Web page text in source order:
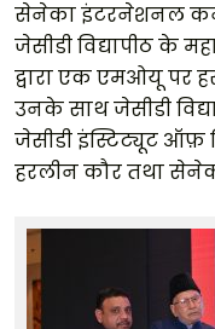
सेनेका इंटरनेशनल
जेसीडी विद्यापीठ के
द्वारा एक एमओयू पर
उनके साथ जेसीडी
जेसीडी इंस्टिट्यूट ऑफ़
हरलीन कौर तथा